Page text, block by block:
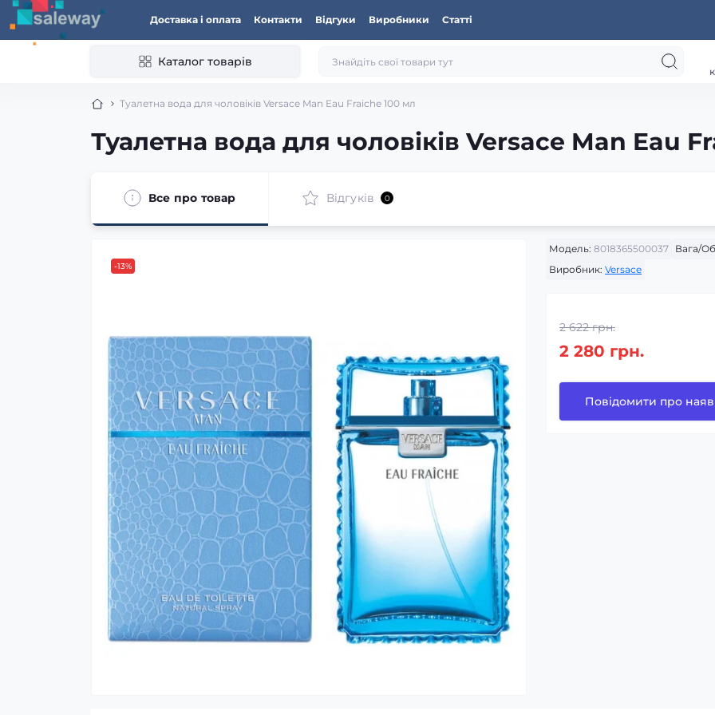
Доставка і оплата Контакти Відгуки Виробники Статті
Каталог товарів
Туалетна вода для чоловіків Versace Man Eau Fraiche 100 мл
Туалетна вода для чоловіків Versace Man Eau
Все про товар Відгуків 0
-13%
Модель: 8018365500037 Вага/
Виробник: Versace
2 622 грн.
2 280 грн.
Повідомити про